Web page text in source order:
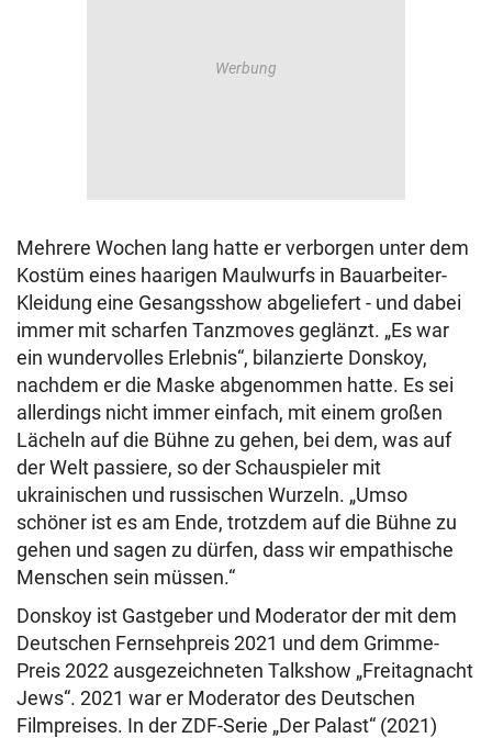
Mehrere Wochen lang hatte er verborgen unter dem
Kostüm eines haarigen Maulwurfs in Bauarbeiter-
Kleidung eine Gesangsshow abgeliefert - und dabei
immer mit scharfen Tanzmoves geglänzt. „Es war
ein wundervolles Erlebnis“, bilanzierte Donskoy,
nachdem er die Maske abgenommen hatte. Es sei
allerdings nicht immer einfach, mit einem großen
Lächeln auf die Bühne zu gehen, bei dem, was auf
der Welt passiere, so der Schauspieler mit
ukrainischen und russischen Wurzeln. „Umso
schöner ist es am Ende, trotzdem auf die Bühne zu
gehen und sagen zu dürfen, dass wir empathische
Menschen sein müssen.“
Donskoy ist Gastgeber und Moderator der mit dem
Deutschen Fernsehpreis 2021 und dem Grimme-
Preis 2022 ausgezeichneten Talkshow „Freitagnacht
Jews“. 2021 war er Moderator des Deutschen
Filmpreises. In der ZDF-Serie „Der Palast“ (2021)